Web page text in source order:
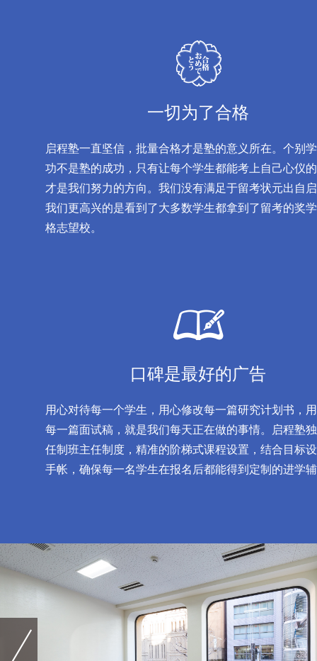
一切为了合格
启程塾一直坚信，批量合格才是塾的意义所在。个别
功不是塾的成功，只有让每个学生都能考上自己心仪
才是我们努力的方向。我们没有满足于留考状元出自
我们更高兴的是看到了大多数学生都拿到了留考的奖
格志望校。
口碑是最好的广告
用心对待每一个学生，用心修改每一篇研究计划书，
每一篇面试稿，就是我们每天正在做的事情。启程塾
任制班主任制度，精准的阶梯式课程设置，结合目标
手帐，确保每一名学生在报名后都能得到定制的进学